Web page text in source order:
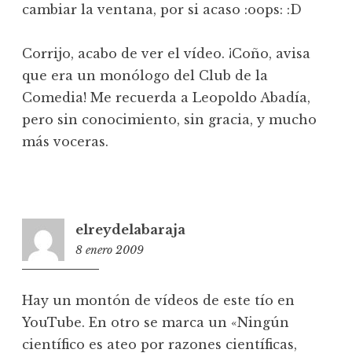
cambiar la ventana, por si acaso :oops: :D
Corrijo, acabo de ver el vídeo. ¡Coño, avisa
que era un monólogo del Club de la
Comedia! Me recuerda a Leopoldo Abadía,
pero sin conocimiento, sin gracia, y mucho
más voceras.
elreydelabaraja
8 enero 2009
Hay un montón de vídeos de este tío en
YouTube. En otro se marca un «Ningún
científico es ateo por razones científicas,